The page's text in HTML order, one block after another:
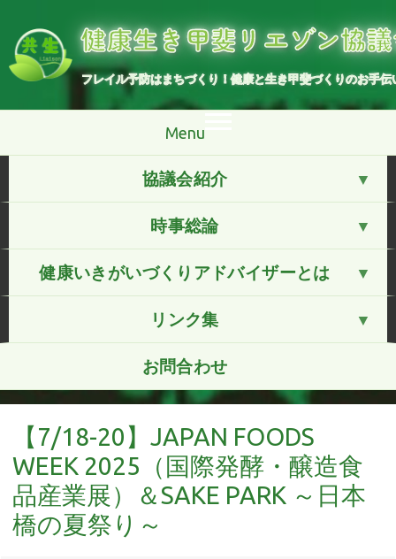
へ
健康生き甲斐リエゾン協
フレイル予防はまちづくり！健康と生き甲斐づくりのお手伝
Menu
協議会紹介
時事総論
健康いきがいづくりアドバイザーとは
リンク集
お問合わせ
【7/18-20】JAPAN FOODS
WEEK 2025（国際発酵・醸造食
品産業展）＆SAKE PARK ～日本
橋の夏祭り～